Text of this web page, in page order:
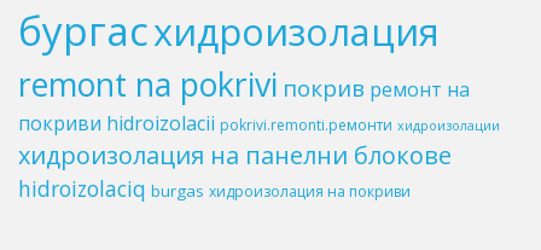
бургасхидроизолация
remont na pokrivi покрив ремонт на
покриви hidroizolacii pokrivi.remonti.ремонти хидроизолации
хидроизолация на панелни блокове
hidroizolaciq burgas хидроизолация на покриви